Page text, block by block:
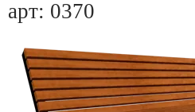
арт: 0370